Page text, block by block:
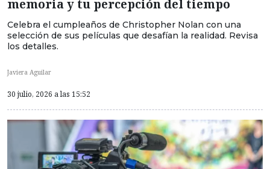
memoria y tu percepción del tiempo
Celebra el cumpleaños de Christopher Nolan con una
selección de sus películas que desafían la realidad. Revisa
los detalles.
Javiera Aguilar
30 julio, 2026 a las 15:52